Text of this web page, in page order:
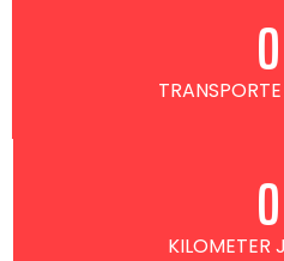
0
KILOMETER
0